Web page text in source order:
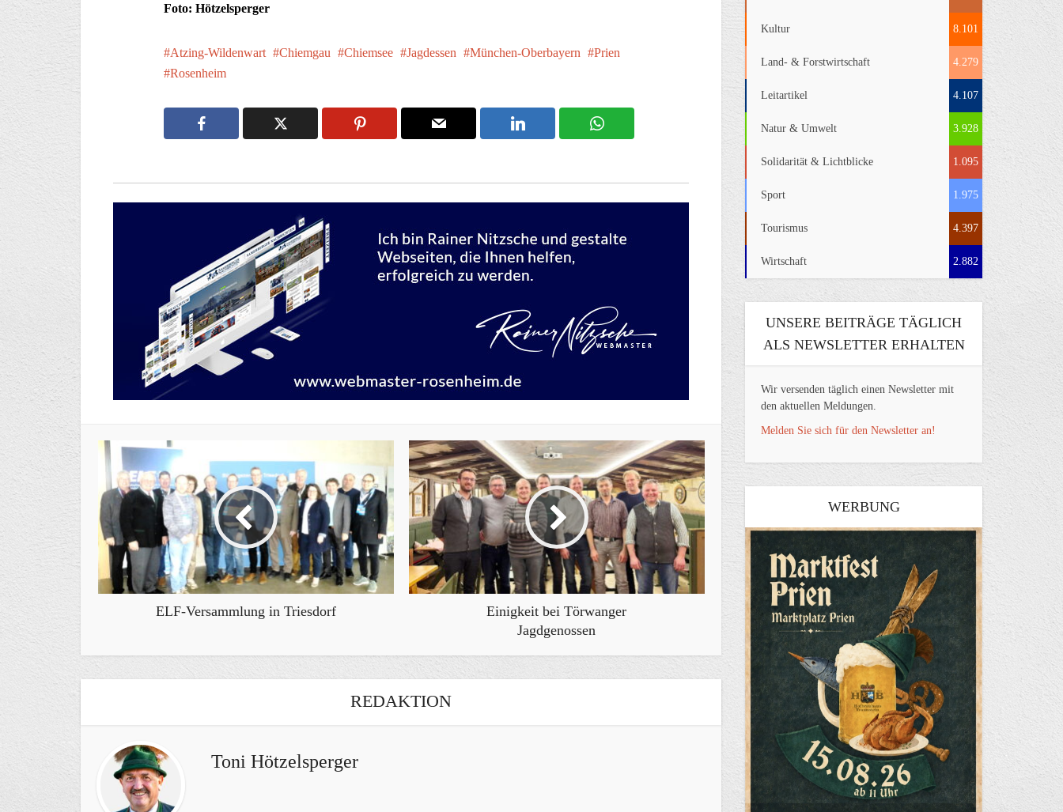
Foto: Hötzelsperger
Atzing-Wildenwart Chiemgau Chiemsee Jagdessen München-Oberbayern
Prien
Rosenheim
ELF-Versammlung in Triesdorf
Einigkeit bei Törwanger
Jagdgenossen
REDAKTION
Toni Hötzelsperger
Kultur 8.101
Land- & Forstwirtschaft 4.279
Leitartikel 4.107
Natur & Umwelt 3.928
Solidarität & Lichtblicke 1.095
Sport 1.975
Tourismus 4.397
Wirtschaft 2.882
UNSERE BEITRÄGE TÄGLICH
ALS NEWSLETTER ERHALTEN
Wir versenden täglich einen Newsletter mit
den aktuellen Meldungen.
Melden Sie sich für den Newsletter an!
WERBUNG